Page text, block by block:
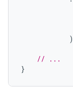
)
// ...
}